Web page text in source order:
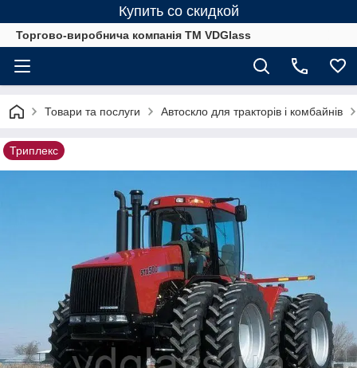
Купить со скидкой
Торгово-виробнича компанія ТМ VDGlass
Товари та послуги Автоскло для тракторів і комбайнів
Триплекс